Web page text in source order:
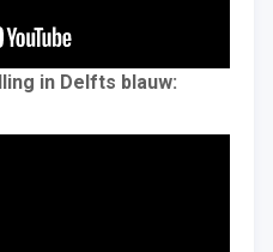
in Delfts blauw: